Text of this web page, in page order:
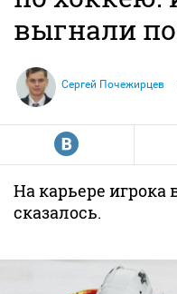
выгнали
Сергей Почежирцев
R
На карьере игрока
сказалось.